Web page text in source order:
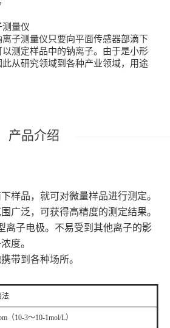
测量仪
子测量仪只要向平面传感器部滴下
测定样品中的钠离子。由于是小形
从研究领域到各种产业领域，用途
产品介绍
样品，就可对微量样品进行测定。
广泛，可获得高精度的测定结果。
离子电极。不易受到其他离子的影
度。
带到各种场所。
法
（10-3～10-1mol/L）